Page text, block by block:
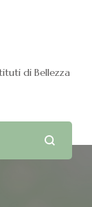
di Bellezza